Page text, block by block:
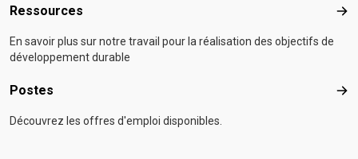
Ressources
En savoir plus sur notre travail pour la réalisation des objectifs de
développement durable
Postes
Découvrez les offres d'emploi disponibles.